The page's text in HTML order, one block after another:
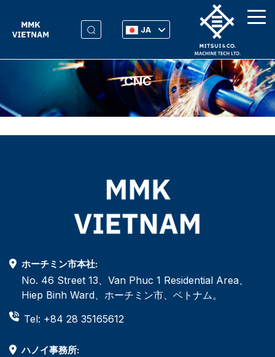
JA
CNC
ホーチミン市本社:
No. 46 Street 13、Van Phuc 1 Residential Area、
Hiep Binh Ward、ホーチミン市、ベトナム。
Tel: +84 28 35165612
ハノイ事務所: